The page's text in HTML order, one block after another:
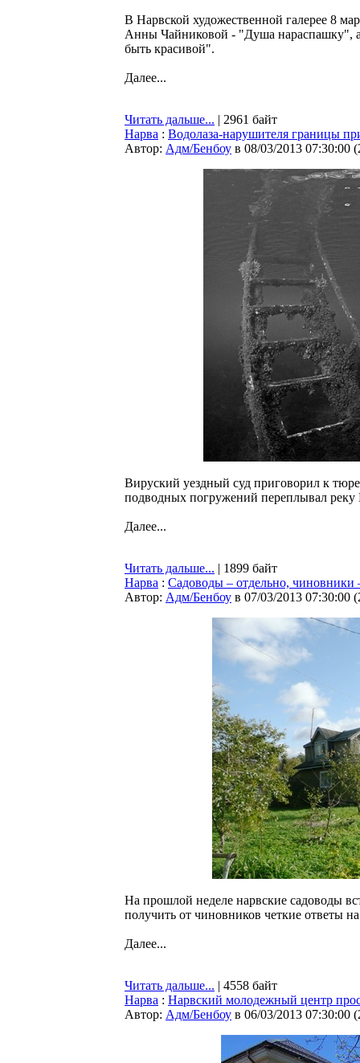
В Нарвской художественной галерее 8
Анны Чайниковой - "Душа нараспашку", а
быть красивой".
Далее...
Читать дальше... | 2961 байт
Нарва : Водолаза-нарушителя границы
Автор: Адм/Бенбоу в 08/03/2013 07:30:00 (
Вируский уездный суд приговорил к
подводных погружений переплывал
Далее...
Читать дальше... | 1899 байт
Нарва : Садоводы – отдельно, чиновники
Автор: Адм/Бенбоу в 07/03/2013 07:30:00 (
На прошлой неделе нарвские садоводы
получить от чиновников четкие ответы
Далее...
Читать дальше... | 4558 байт
Нарва : Нарвский молодежный центр
Автор: Адм/Бенбоу в 06/03/2013 07:30:00 (